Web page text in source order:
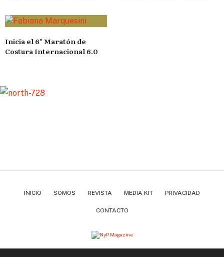
Inicia el 6° Maratón de
Costura Internacional 6.0
INICIO SOMOS REVISTA MEDIA KIT PRIVACIDAD
CONTACTO